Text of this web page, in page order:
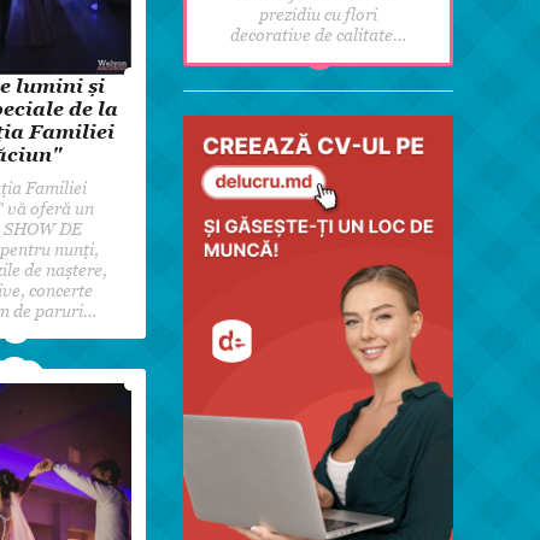
lumini și
de la
Familiei
Familiei
vă oferă un
DE
nunți,
de naștere,
concerte
de paruri…
prezidiu cu flori
decorative de calitate…